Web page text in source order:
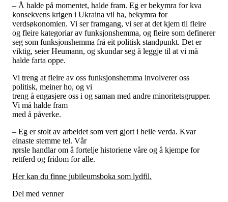
– Å halde på momentet, halde fram. Eg er bekymra for kva
konsekvens krigen i Ukraina vil ha, bekymra for
verdsøkonomien. Vi ser framgang, vi ser at det kjem til fleire
og fleire kategoriar av funksjonshemma, og fleire som definerer
seg som funksjonshemma frå eit politisk standpunkt. Det er
viktig, seier Heumann, og skundar seg å leggje til at vi må
halde farta oppe.
Vi treng at fleire av oss funksjonshemma involverer oss
politisk, meiner ho, og vi
treng å engasjere oss i og saman med andre minoritetsgrupper.
Vi må halde fram
med å påverke.
– Eg er stolt av arbeidet som vert gjort i heile verda. Kvar
einaste stemme tel. Vår
rørsle handlar om å fortelje historiene våre og å kjempe for
rettferd og fridom for alle.
Her kan du finne jubileumsboka som lydfil.
Del med venner